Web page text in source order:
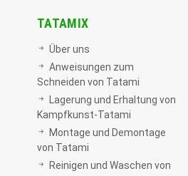
TATAMIX
Über uns
Anweisungen zum
Schneiden von Tatami
Lagerung und Erhaltung von
Kampfkunst-Tatami
Montage und Demontage
von Tatami
Reinigen und Waschen von